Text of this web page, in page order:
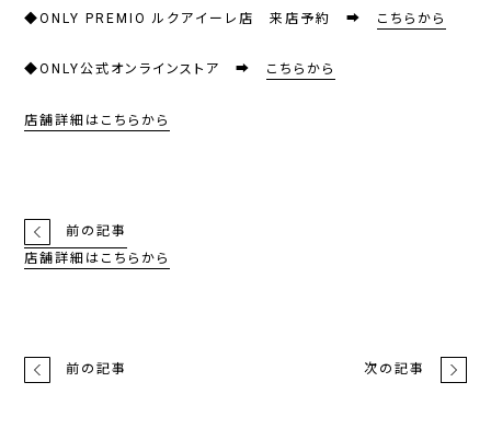
◆ONLY PREMIO ルクアイーレ店 来店予約 ➡ こちらから
◆ONLY公式オンラインストア ➡ こちらから
店舗詳細はこちらから
前の記事
店舗詳細はこちらから
前の記事 次の記事